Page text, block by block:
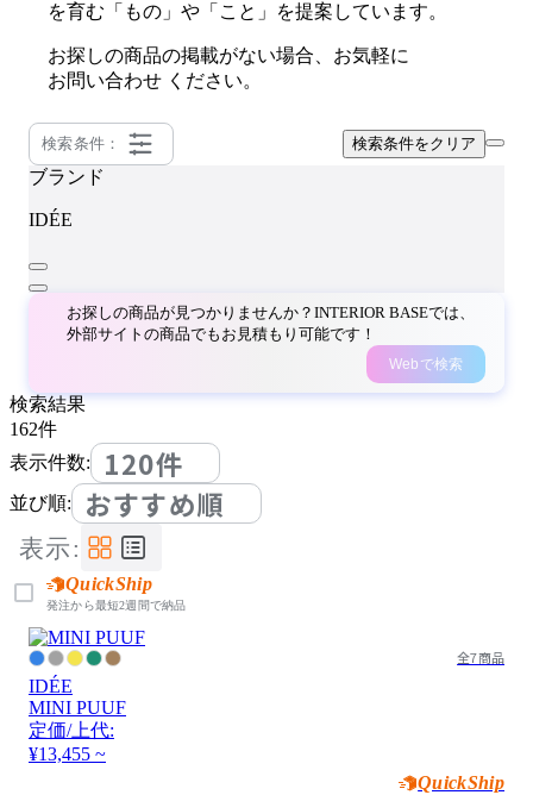
を育む「もの」や「こと」を提案しています。
お探しの商品の掲載がない場合、お気軽に
お問い合わせ ください。
検索条件： 検索条件をクリア
ブランド
IDÉE
お探しの商品が見つかりませんか？INTERIOR BASEでは、
外部サイトの商品でもお見積もり可能です！
Webで検索
検索結果
162件
表示件数:
120件
並び順: おすすめ順
表示:
QuickShip
発注から最短2週間で納品
全7商品
IDÉE
MINI PUUF
定価/上代:
¥13,455 ~
QuickShip